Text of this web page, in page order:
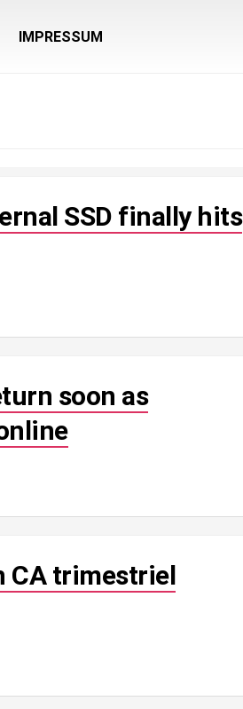
IMPRESSUM
SSD finally hits
soon as
CA trimestriel